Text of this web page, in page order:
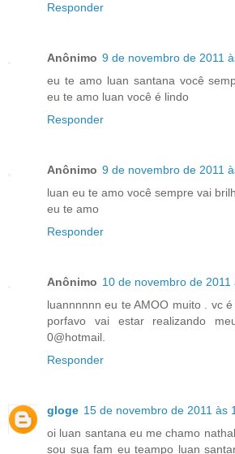
Responder
Anônimo 9 de novembro de 2011
eu te amo luan santana você
eu te amo luan você é lindo
Responder
Anônimo 9 de novembro de 2011
luan eu te amo você sempre vai
eu te amo
Responder
Anônimo 10 de novembro de 2011
luannnnnn eu te AMOO muito . vc
porfavo vai estar realizando
0@hotmail.
Responder
gloge 15 de novembro de 2011 às
oi luan santana eu me chamo
sou sua fam eu teampo luan